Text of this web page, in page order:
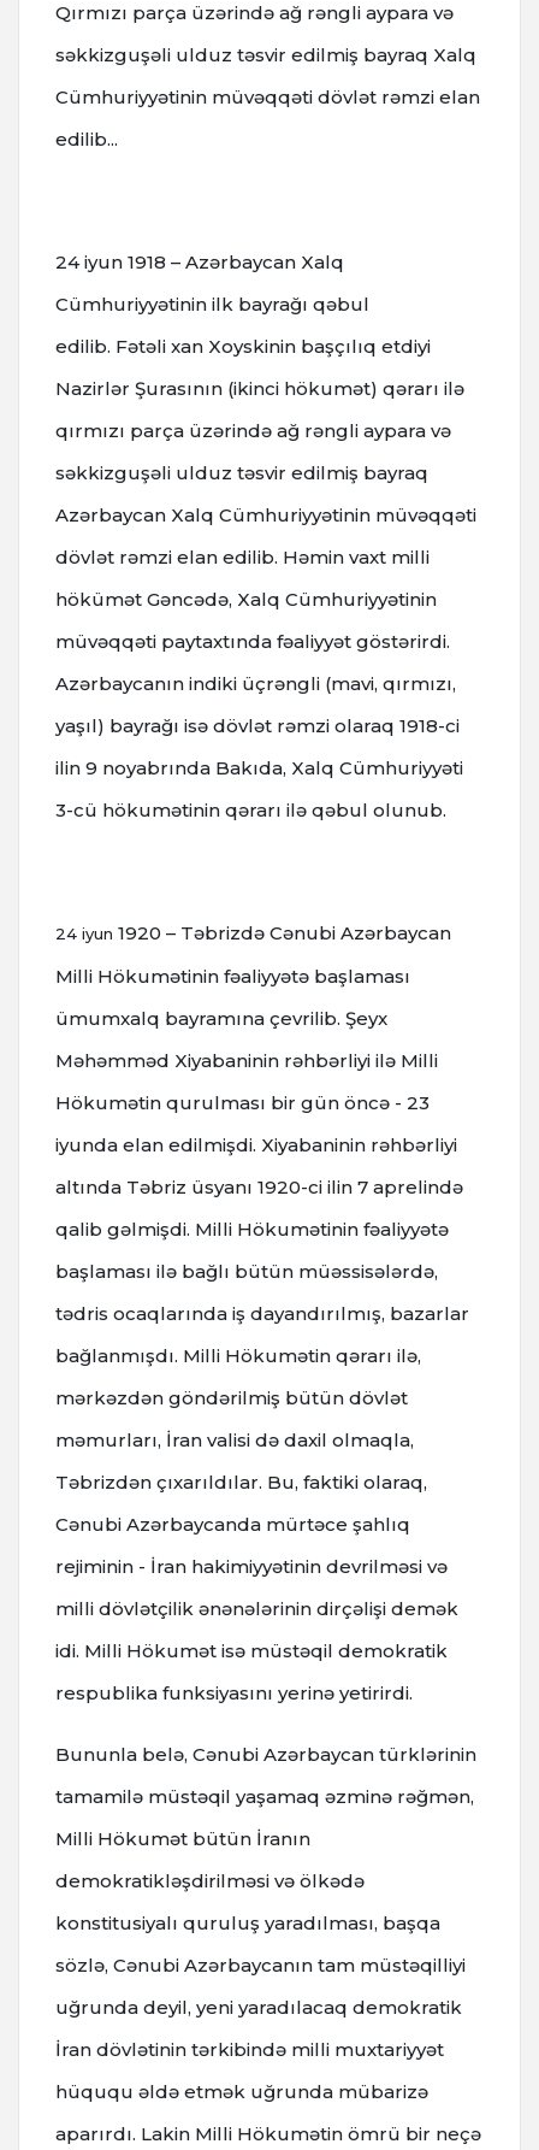
Qırmızı parça üzərində ağ rəngli aypara və
səkkizguşəli ulduz təsvir edilmiş bayraq Xalq
Cümhuriyyətinin müvəqqəti dövlət rəmzi elan
edilib...
24 iyun 1918 – Azərbaycan Xalq
Cümhuriyyətinin ilk bayrağı qəbul
edilib. Fətəli xan Xoyskinin başçılıq etdiyi
Nazirlər Şurasının (ikinci hökumət) qərarı ilə
qırmızı parça üzərində ağ rəngli aypara və
səkkizguşəli ulduz təsvir edilmiş bayraq
Azərbaycan Xalq Cümhuriyyətinin müvəqqəti
dövlət rəmzi elan edilib. Həmin vaxt milli
hökümət Gəncədə, Xalq Cümhuriyyətinin
müvəqqəti paytaxtında fəaliyyət göstərirdi.
Azərbaycanın indiki üçrəngli (mavi, qırmızı,
yaşıl) bayrağı isə dövlət rəmzi olaraq 1918-ci
ilin 9 noyabrında Bakıda, Xalq Cümhuriyyəti
3-cü hökumətinin qərarı ilə qəbul olunub.
24 iyun 1920 – Təbrizdə Cənubi Azərbaycan
Milli Hökumətinin fəaliyyətə başlaması
ümumxalq bayramına çevrilib. Şeyx
Məhəmməd Xiyabaninin rəhbərliyi ilə Milli
Hökumətin qurulması bir gün öncə - 23
iyunda elan edilmişdi. Xiyabaninin rəhbərliyi
altında Təbriz üsyanı 1920-ci ilin 7 aprelində
qalib gəlmişdi. Milli Hökumətinin fəaliyyətə
başlaması ilə bağlı bütün müəssisələrdə,
tədris ocaqlarında iş dayandırılmış, bazarlar
bağlanmışdı. Milli Hökumətin qərarı ilə,
mərkəzdən göndərilmiş bütün dövlət
məmurları, İran valisi də daxil olmaqla,
Təbrizdən çıxarıldılar. Bu, faktiki olaraq,
Cənubi Azərbaycanda mürtəce şahlıq
rejiminin - İran hakimiyyətinin devrilməsi və
milli dövlətçilik ənənələrinin dirçəlişi demək
idi. Milli Hökumət isə müstəqil demokratik
respublika funksiyasını yerinə yetirirdi.
Bununla belə, Cənubi Azərbaycan türklərinin
tamamilə müstəqil yaşamaq əzminə rəğmən,
Milli Hökumət bütün İranın
demokratikləşdirilməsi və ölkədə
konstitusiyalı quruluş yaradılması, başqa
sözlə, Cənubi Azərbaycanın tam müstəqilliyi
uğrunda deyil, yeni yaradılacaq demokratik
İran dövlətinin tərkibində milli muxtariyyət
hüququ əldə etmək uğrunda mübarizə
aparırdı. Lakin Milli Hökumətin ömrü bir neçə